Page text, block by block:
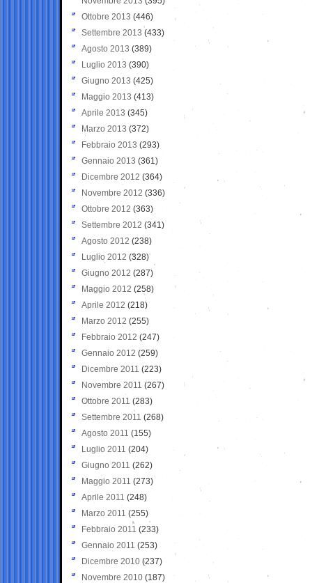
Ottobre 2013 (446)
Settembre 2013 (433)
Agosto 2013 (389)
Luglio 2013 (390)
Giugno 2013 (425)
Maggio 2013 (413)
Aprile 2013 (345)
Marzo 2013 (372)
Febbraio 2013 (293)
Gennaio 2013 (361)
Dicembre 2012 (364)
Novembre 2012 (336)
Ottobre 2012 (363)
Settembre 2012 (341)
Agosto 2012 (238)
Luglio 2012 (328)
Giugno 2012 (287)
Maggio 2012 (258)
Aprile 2012 (218)
Marzo 2012 (255)
Febbraio 2012 (247)
Gennaio 2012 (259)
Dicembre 2011 (223)
Novembre 2011 (267)
Ottobre 2011 (283)
Settembre 2011 (268)
Agosto 2011 (155)
Luglio 2011 (204)
Giugno 2011 (262)
Maggio 2011 (273)
Aprile 2011 (248)
Marzo 2011 (255)
Febbraio 2011 (233)
Gennaio 2011 (253)
Dicembre 2010 (237)
Novembre 2010 (187)